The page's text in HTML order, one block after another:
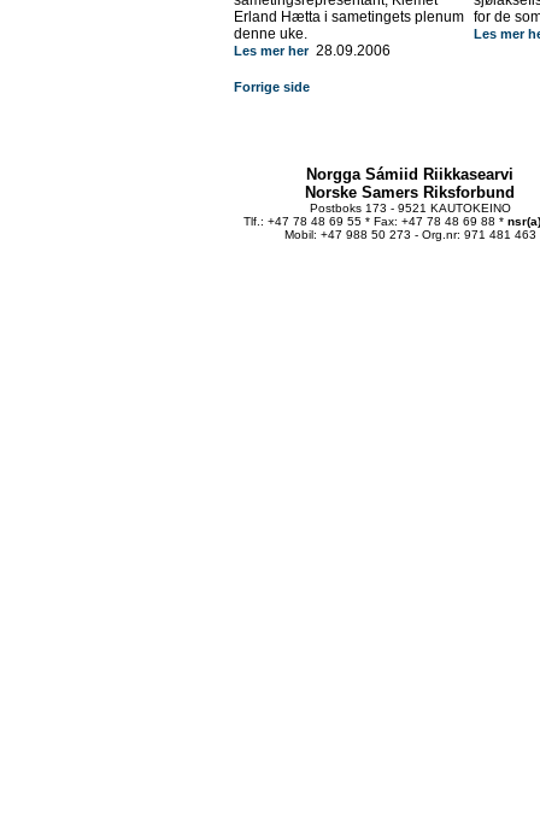
Erland Hætta i sametingets plenum
denne uke.
Les mer her28.09.2006
for de
Les mer
Forrige side
Norgga Sámiid Riikkasearvi
Norske Samers Riksforbund
Postboks 173 - 9521 KAUTOKEINO
Tlf.: +47 78 48 69 55 * Fax: +47 78 48 69 88 *
Mobil: +47 988 50 273 - Org.nr: 971 481 463